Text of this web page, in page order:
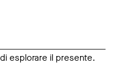
esplorare il presente.